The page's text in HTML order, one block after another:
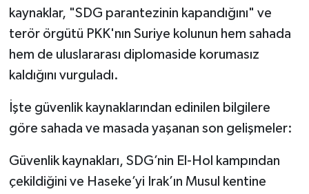
kaynaklar, "SDG parantezinin kapandığını" ve
terör örgütü PKK'nın Suriye kolunun hem sahada
hem de uluslararası diplomaside korumasız
kaldığını vurguladı.
İşte güvenlik kaynaklarından edinilen bilgilere
göre sahada ve masada yaşanan son gelişmeler:
Güvenlik kaynakları, SDG’nin El-Hol kampından
çekildiğini ve Haseke’yi Irak’ın Musul kentine